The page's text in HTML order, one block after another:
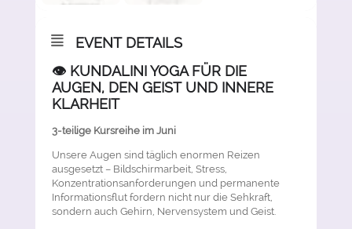
EVENT DETAILS
👁️ KUNDALINI YOGA FÜR DIE
AUGEN, DEN GEIST UND INNERE
KLARHEIT
3-teilige Kursreihe im Juni
Unsere Augen sind täglich enormen Reizen
ausgesetzt – Bildschirmarbeit, Stress,
Konzentrationsanforderungen und permanente
Informationsflut fordern nicht nur die Sehkraft,
sondern auch Gehirn, Nervensystem und Geist.